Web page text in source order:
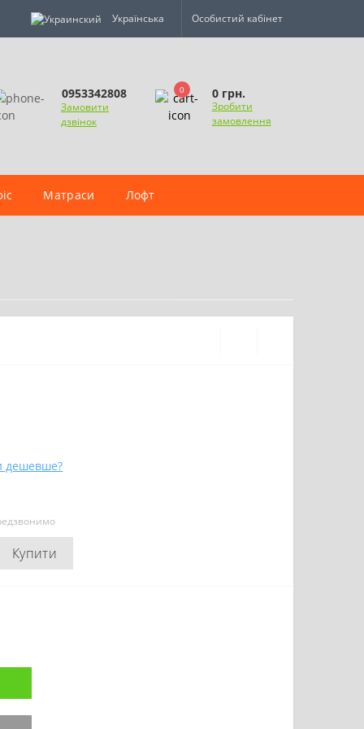
Українська Особистий кабінет
0953342808
Замовити
дзвінок
0 0 грн.
Зробити
замовлення
Матраси Лофт
дешевше?
Купити